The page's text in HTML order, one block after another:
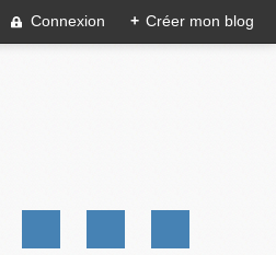
Connexion + Créer mon blog